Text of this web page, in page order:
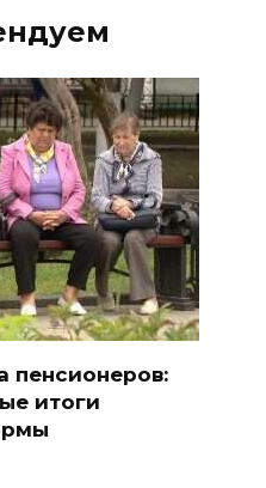
пенсионеров:
итоги